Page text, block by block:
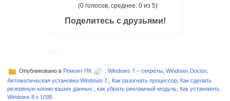
(0 голосов, среднее: 0 из 5)
Поделитесь с друзьями!
Опубликовано в Ремонт ПК : Windows 7 – секреты Windows Doctor,
Автоматическая установка Windows 7.
Как разогнать процессор Как сделать
резервную копию ваших данных.
как убрать рекламный модуль Как установить
Windows 8 с USB